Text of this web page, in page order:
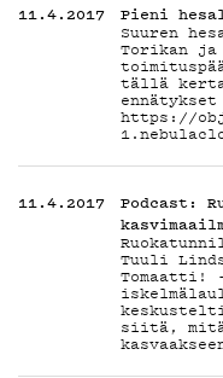
11.4.2017 Pieni
Suuren
Torikan ja
tällä
https://
11.4.2017
Podcast:
Tuuli
Tomaatti!
siitä,